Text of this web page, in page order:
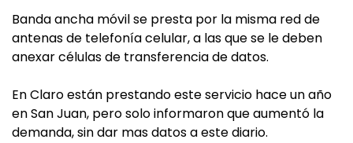
Banda ancha móvil se presta por la misma red de
antenas de telefonía celular, a las que se le deben
anexar células de transferencia de datos.
En Claro están prestando este servicio hace un año
en San Juan, pero solo informaron que aumentó la
demanda, sin dar mas datos a este diario.